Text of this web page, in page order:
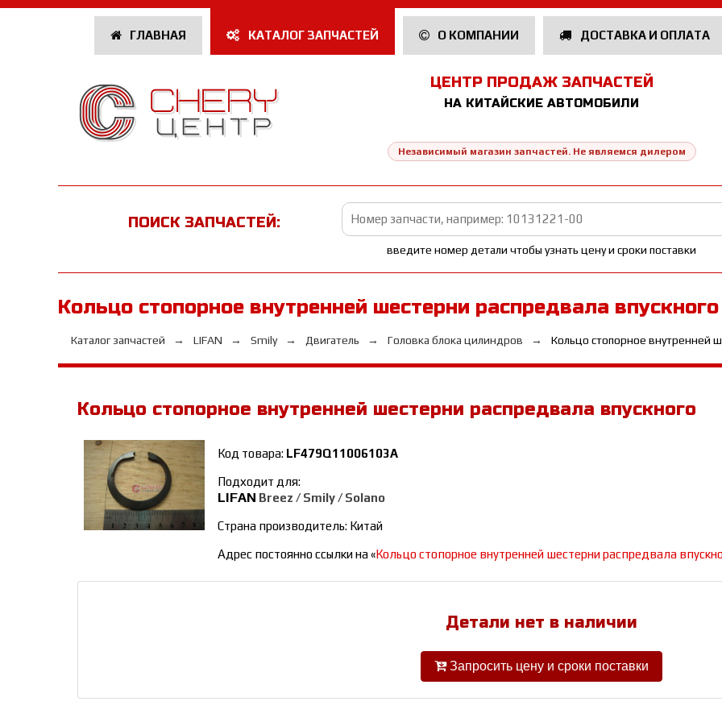
ГЛАВНАЯ КАТАЛОГ ЗАПЧАСТЕЙ О КОМПАНИИ ДОСТАВКА И ОПЛАТА
ЦЕНТР ПРОДАЖ ЗАПЧАСТЕЙ
НА КИТАЙСКИЕ АВТОМОБИЛИ
Независимый магазин запчастей. Не являемся дилером
ПОИСК ЗАПЧАСТЕЙ:
введите номер детали чтобы узнать цену и сроки поставки
Кольцо стопорное внутренней шестерни распредвала
Каталог запчастей LIFAN Smily Двигатель Головка блока цилиндров Кольцо стопорное внутренней
Кольцо стопорное внутренней шестерни распредвала впускного
Код товара: LF479Q11006103A
Подходит для:
LIFAN Breez / Smily / Solano
Страна производитель: Китай
Адрес постоянно ссылки на «Кольцо стопорное внутренней шестерни распредвала
Детали нет в наличии
Запросить цену и сроки поставки